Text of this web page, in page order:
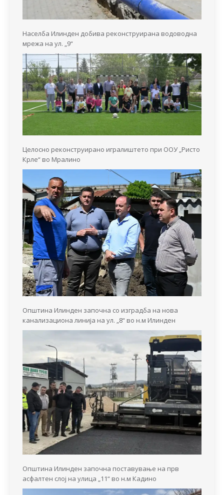
Населба Илинден добива реконструирана водоводна
мрежа на ул. „9“
Целосно реконструирано игралиштето при ООУ „Ристо
Крле“ во Мралино
Општина Илинден започна со изградба на нова
канализациона линија на ул. „8“ во н.м Илинден
Општина Илинден започна поставување на прв
асфалтен слој на улица „11“ во н.м Кадино